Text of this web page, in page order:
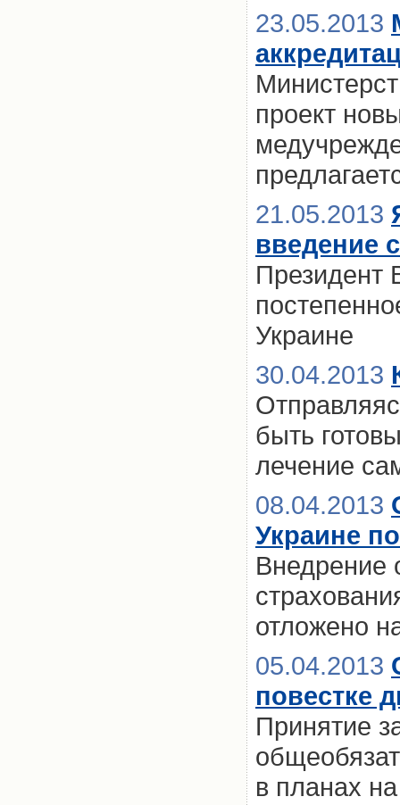
23.05.2013
проект
21.05.2013
введение
Президент
Украине
30.04.2013
быть
лечение
08.04.2013
Украине
Внедрение
отложено
05.04.2013
повестке
Принятие
в планах